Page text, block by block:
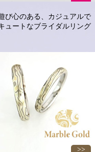
び心のある、カジュアルで
ュートなブライダルリング